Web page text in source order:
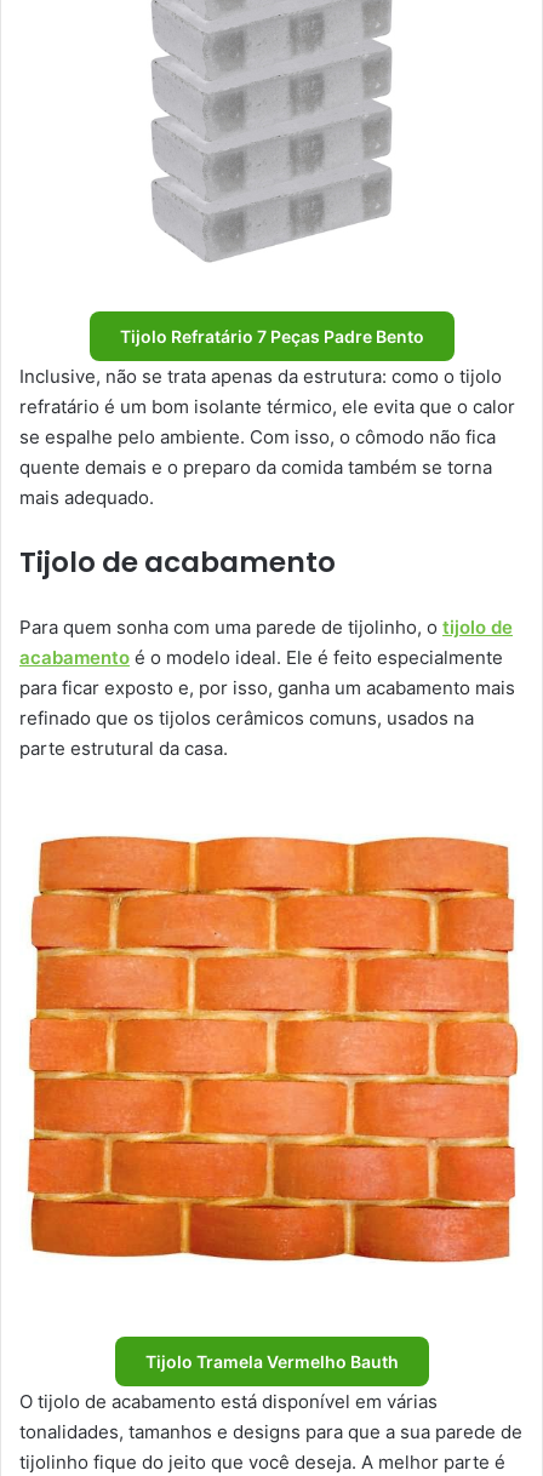
Tijolo Refratário 7 Peças Padre Bento
Inclusive, não se trata apenas da estrutura: como o tijolo
refratário é um bom isolante térmico, ele evita que o calor
se espalhe pelo ambiente. Com isso, o cômodo não fica
quente demais e o preparo da comida também se torna
mais adequado.
Tijolo de acabamento
Para quem sonha com uma parede de tijolinho, o tijolo de
acabamento é o modelo ideal. Ele é feito especialmente
para ficar exposto e, por isso, ganha um acabamento mais
refinado que os tijolos cerâmicos comuns, usados na
parte estrutural da casa.
Tijolo Tramela Vermelho Bauth
O tijolo de acabamento está disponível em várias
tonalidades, tamanhos e designs para que a sua parede de
tijolinho fique do jeito que você deseja. A melhor parte é